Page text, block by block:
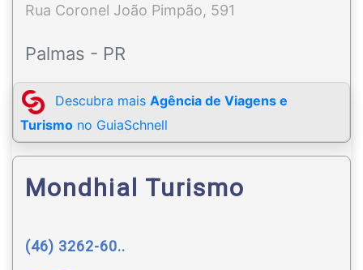
Rua Coronel João Pimpão, 591
Palmas - PR
Descubra mais Agência de Viagens e
Turismo no GuiaSchnell
Mondhial Turismo
(46) 3262-60..